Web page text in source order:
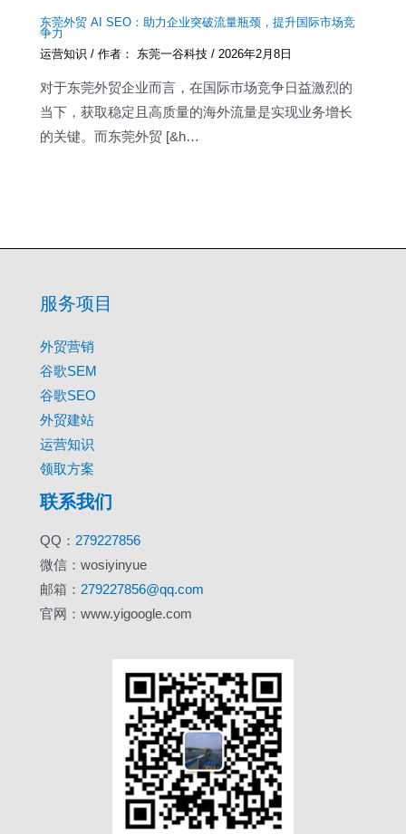
东莞外贸 AI SEO：助力企业突破流量瓶颈，提升国际市场竞
争力
运营知识 / 作者： 东莞一谷科技/ 2026年2月8日
对于东莞外贸企业而言，在国际市场竞争日益激烈的
当下，获取稳定且高质量的海外流量是实现业务增长
的关键。而东莞外贸 [&h…
服务项目
外贸营销
谷歌SEM
谷歌SEO
外贸建站
运营知识
领取方案
联系我们
QQ： 279227856
微信：wosiyinyue
邮箱： 279227856@qq.com
官网：www.yigoogle.com